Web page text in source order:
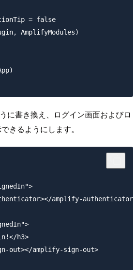
= false
AmplifyModules)
に書き換え、ログイン画面およびロ
きるようにします。
amplify-authenticator>
h3>
out></amplify-sign-out>